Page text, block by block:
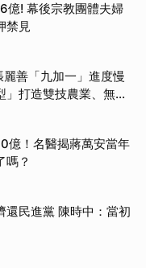
億! 幕後宗教團體夫婦
禁見
善「九加一」進度慢
打造雙技農業、無人
億！名醫揭蔣萬安當年
嗎？
還民進黨 陳時中：當初